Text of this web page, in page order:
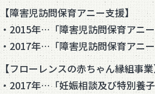
【障害児訪問保育アニー支援】
・2015年…「障害児訪問保育アニ
・2017年…「障害児訪問保育アニ
【フローレンスの赤ちゃん縁組事
・2017年…「妊娠相談及び特別養